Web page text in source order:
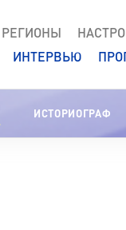
РЕГИОНЫ
ИНТЕРВЬЮ
ИСТОРИОГРАФ